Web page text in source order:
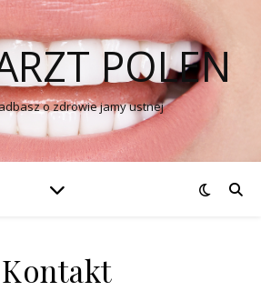
POLEN
o zdrowie jamy ustnej
Kontakt